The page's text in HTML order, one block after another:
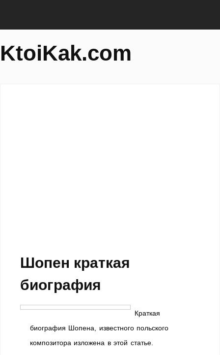
KtoiKak.com
Шопен краткая
биография
Краткая
биография Шопена, известного польского
композитора изложена в этой статье.